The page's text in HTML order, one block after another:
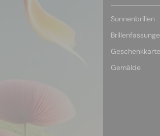
Sonnenbrillen
Geschenkkarte
Gemälde